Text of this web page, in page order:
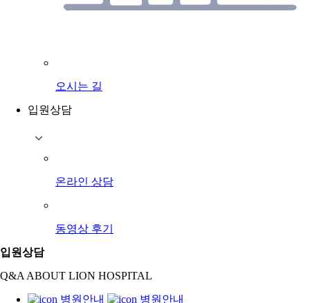
오시는 길
입원상담
온라인 상담
동영상 후기
입원상담
Q&A ABOUT LION HOSPITAL